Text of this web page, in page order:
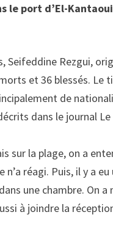
le port d’El-
Seifeddine Rezgui,
et 36 blessés. Le
de
dans le journal
sur la plage, on a
n’a réagi. Puis, il y a
une chambre.
à joindre la